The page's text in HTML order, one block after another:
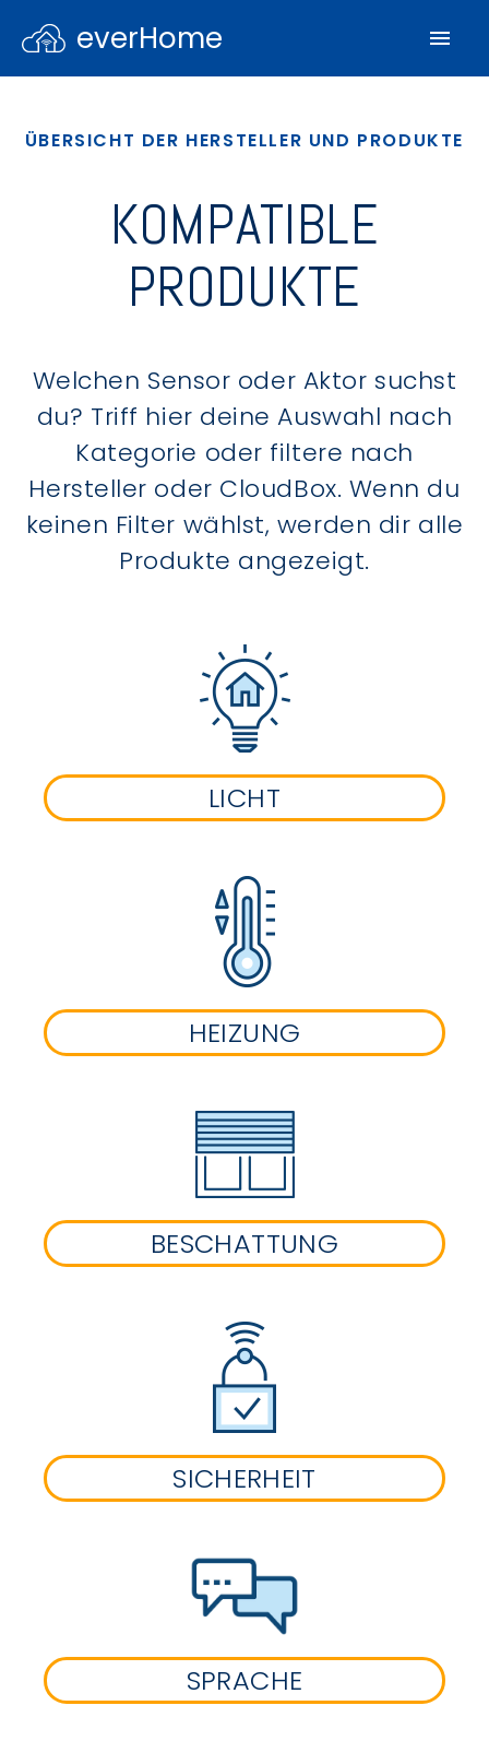
everHome
ÜBERSICHT DER HERSTELLER UND PRODUKTE
KOMPATIBLE
PRODUKTE
Welchen Sensor oder Aktor suchst
du? Triff hier deine Auswahl nach
Kategorie oder filtere nach
Hersteller oder CloudBox. Wenn du
keinen Filter wählst, werden dir alle
Produkte angezeigt.
LICHT
HEIZUNG
BESCHATTUNG
SICHERHEIT
SPRACHE